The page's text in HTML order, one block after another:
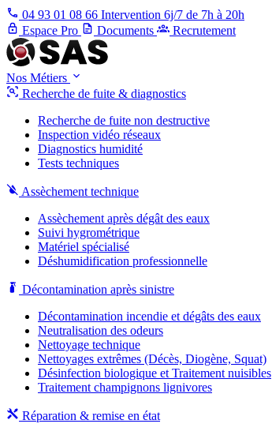
04 93 01 08 66 Intervention 6j/7 de 7h à 20h
Espace Pro
Documents Recrutement
Nos Métiers
Recherche de fuite & diagnostics
Recherche de fuite non destructive
Inspection vidéo réseaux
Diagnostics humidité
Tests techniques
Assèchement technique
Assèchement après dégât des eaux
Suivi hygrométrique
Matériel spécialisé
Déshumidification professionnelle
Décontamination après sinistre
Décontamination incendie et dégâts des eaux
Neutralisation des odeurs
Nettoyage technique
Nettoyages extrêmes (Décès, Diogène, Squat)
Désinfection biologique et Traitement nuisibles
Traitement champignons lignivores
Réparation & remise en état